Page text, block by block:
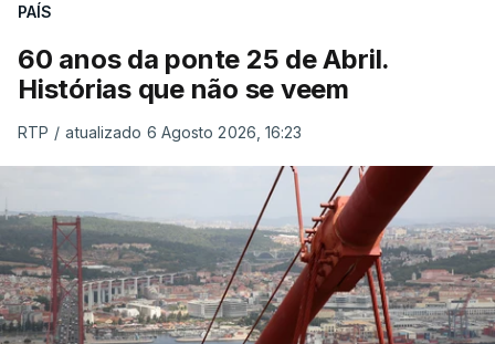
PAÍS
60 anos da ponte 25 de Abril.
Histórias que não se veem
RTP / atualizado 6 Agosto 2026, 16:23